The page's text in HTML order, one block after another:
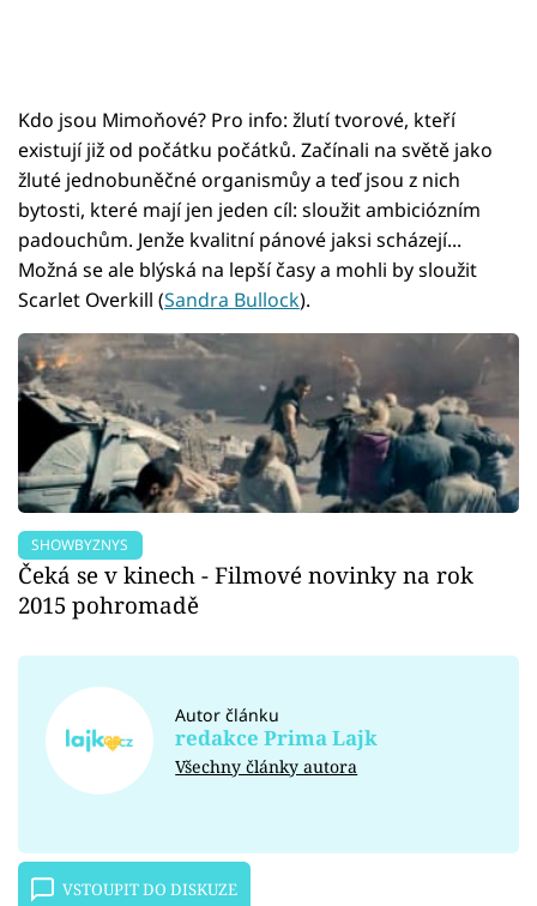
Kdo jsou Mimoňové? Pro info: žlutí tvorové, kteří
existují již od počátku počátků. Začínali na světě jako
žluté jednobuněčné organismůy a teď jsou z nich
bytosti, které mají jen jeden cíl: sloužit ambiciózním
padouchům. Jenže kvalitní pánové jaksi scházejí...
Možná se ale blýská na lepší časy a mohli by sloužit
Scarlet Overkill (Sandra Bullock).
SHOWBYZNYS
Čeká se v kinech - Filmové novinky na rok
2015 pohromadě
Autor článku
redakce Prima Lajk
Všechny články autora
VSTOUPIT DO DISKUZE